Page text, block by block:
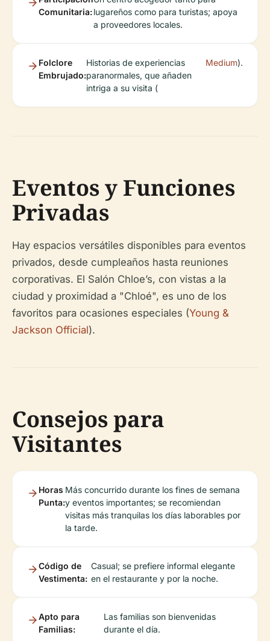
Comunitaria:lugareños como para turistas; apoya
a proveedores locales.
Folclore
Embrujado:
Historias de experiencias
paranormales, que añaden
intriga a su visita (
Medium).
Eventos y Funciones
Privadas
Hay espacios versátiles disponibles para eventos
privados, desde cumpleaños hasta reuniones
corporativas. El Salón Chloe’s, con vistas a la
ciudad y proximidad a "Chloé", es uno de los
favoritos para ocasiones especiales (Young &
Jackson Official).
Consejos para
Visitantes
Horas
Punta:
Más concurrido durante los fines de semana
y eventos importantes; se recomiendan
visitas más tranquilas los días laborables por
la tarde.
Código de
Vestimenta:
Casual; se prefiere informal elegante
en el restaurante y por la noche.
Apto para
Familias:
Las familias son bienvenidas
durante el día.